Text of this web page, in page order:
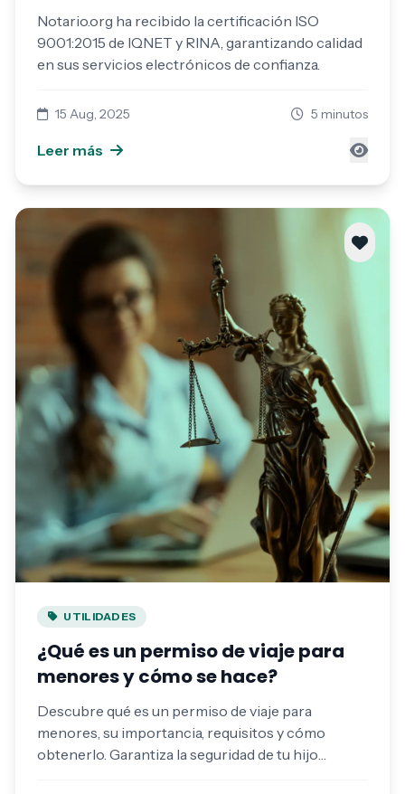
Notario.org ha recibido la certificación ISO
9001:2015 de IQNET y RINA, garantizando calidad
en sus servicios electrónicos de confianza.
15 Aug, 2025 5 minutos
Leer más
UTILIDADES
¿Qué es un permiso de viaje para
menores y cómo se hace?
Descubre qué es un permiso de viaje para
menores, su importancia, requisitos y cómo
obtenerlo. Garantiza la seguridad de tu hijo